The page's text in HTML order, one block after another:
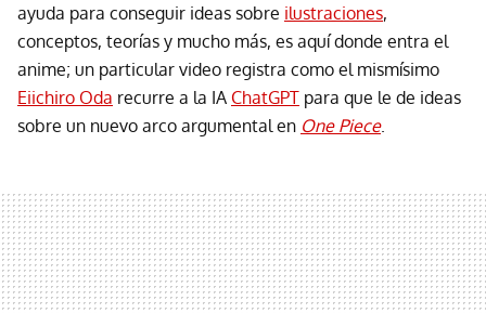
ayuda para conseguir ideas sobre ilustraciones,
conceptos, teorías y mucho más, es aquí donde entra el
anime; un particular video registra como el mismísimo
Eiichiro Oda recurre a la IA ChatGPT para que le de ideas
sobre un nuevo arco argumental en One Piece.